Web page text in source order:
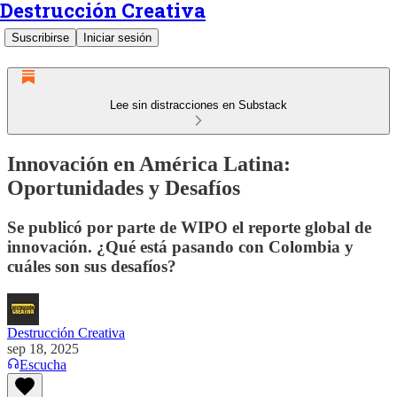
Destrucción Creativa
Suscribirse Iniciar sesión
Lee sin distracciones en Substack
Innovación en América Latina:
Oportunidades y Desafíos
Se publicó por parte de WIPO el reporte global de
innovación. ¿Qué está pasando con Colombia y
cuáles son sus desafíos?
Destrucción Creativa
sep 18, 2025
Escucha